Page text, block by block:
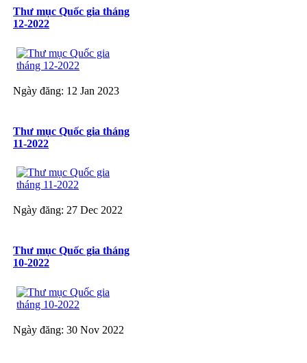
Thư mục Quốc gia tháng
12-2022
Ngày đăng: 12 Jan 2023
Thư mục Quốc gia tháng
11-2022
Ngày đăng: 27 Dec 2022
Thư mục Quốc gia tháng
10-2022
Ngày đăng: 30 Nov 2022